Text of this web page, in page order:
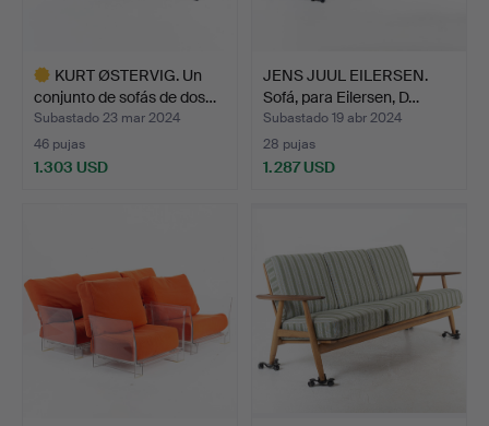
KURT ØSTERVIG. Un
conjunto de sofás de dos…
Subastado 23 mar 2024
46 pujas
1.303 USD
JENS JUUL EILERSEN.
Sofá, para Eilersen, D…
Subastado 19 abr 2024
28 pujas
1.287 USD